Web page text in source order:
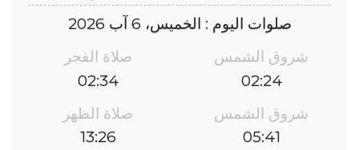
صلوات اليوم : الخميس، 6 آب 2026
شروق الشمس
02:24
صلاة الفجر
02:34
شروق الشمس
05:41
صلاة الظهر
13:26